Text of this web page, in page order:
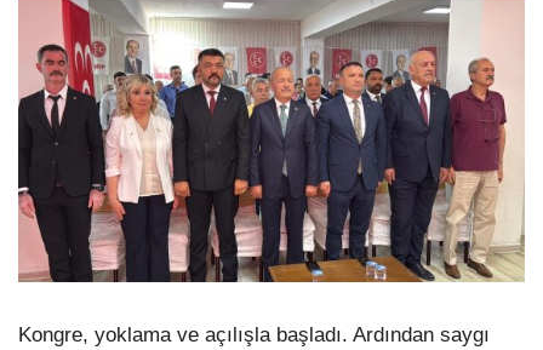
Kongre, yoklama ve açılışla başladı. Ardından saygı